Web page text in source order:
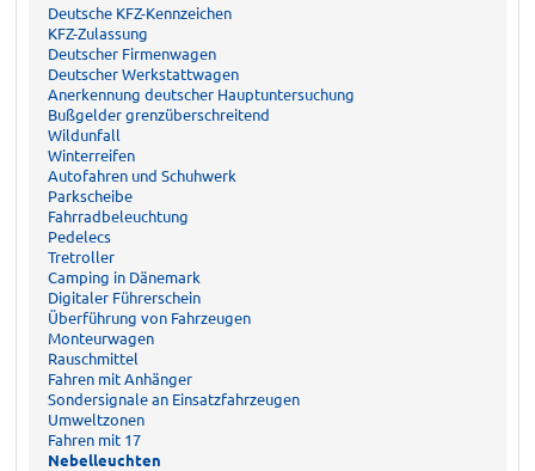
Deutsche KFZ-Kennzeichen
KFZ-Zulassung
Deutscher Firmenwagen
Deutscher Werkstattwagen
Anerkennung deutscher Hauptuntersuchung
Bußgelder grenzüberschreitend
Wildunfall
Winterreifen
Autofahren und Schuhwerk
Parkscheibe
Fahrradbeleuchtung
Pedelecs
Tretroller
Camping in Dänemark
Digitaler Führerschein
Überführung von Fahrzeugen
Monteurwagen
Rauschmittel
Fahren mit Anhänger
Sondersignale an Einsatzfahrzeugen
Umweltzonen
Fahren mit 17
Nebelleuchten